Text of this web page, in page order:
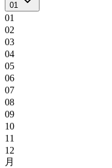
01
01
02
03
04
05
06
07
08
09
10
11
12
月